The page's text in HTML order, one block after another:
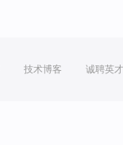
技术博客 诚聘英才